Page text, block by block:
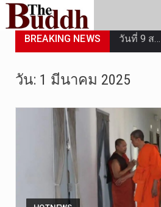
BREAKING NEWS วันที่ 9 ส…
วันที่ 8 ส…
วันศุกร์ที…
วันที่ 7 ส…
วัน: 1 มีนาคม 2025